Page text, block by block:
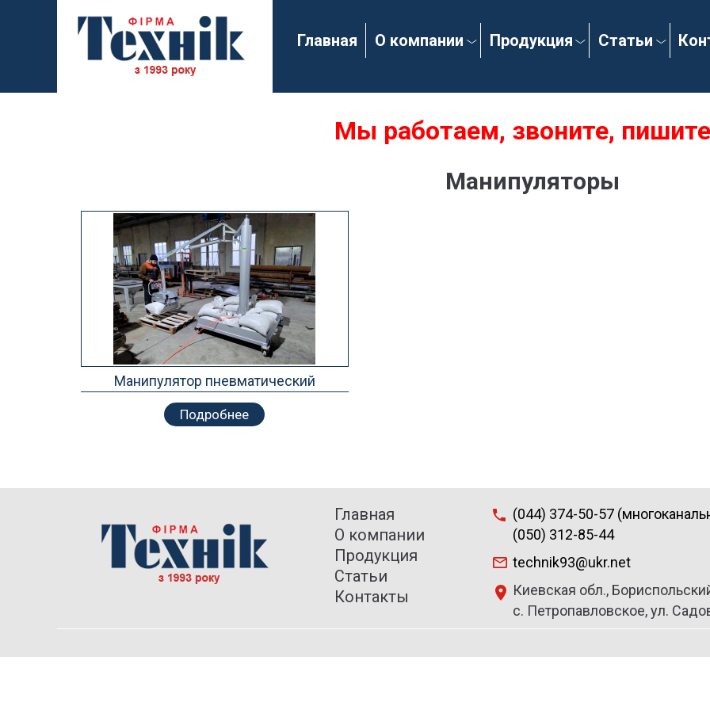
Главная О компании Продукция Статьи
Мы работаем, звоните,
Манипуляторы
Манипулятор пневматический
Подробнее
Главная
О компании
Продукция
Статьи
Контакты
(044) 374-50-57
(050) 312-85-44
technik93@ukr.net
Киевская обл.,
с. Петропавловское, ул.